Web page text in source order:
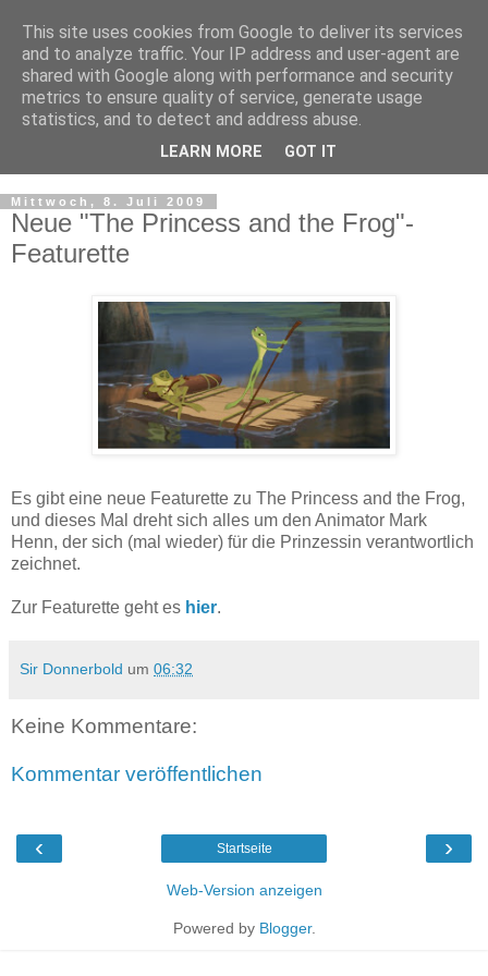
Mittwoch, 8. Juli 2009
Neue "The Princess and the Frog"-
Featurette
Es gibt eine neue Featurette zu The Princess and the Frog,
und dieses Mal dreht sich alles um den Animator Mark
Henn, der sich (mal wieder) für die Prinzessin verantwortlich
zeichnet.
Zur Featurette geht es hier.
Sir Donnerbold um 06:32
Keine Kommentare:
Kommentar veröffentlichen
‹ ›
Startseite
Web-Version anzeigen
Powered by Blogger.
This site uses cookies from Google to deliver its services
and to analyze traffic. Your IP address and user-agent are
shared with Google along with performance and security
metrics to ensure quality of service, generate usage
statistics, and to detect and address abuse.
LEARN MORE GOT IT